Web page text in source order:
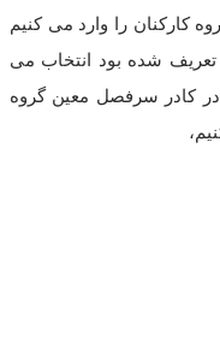
کارکنان را وارد می کنیم
شده بود انتخاب می
کادر سرفصل معین گروه